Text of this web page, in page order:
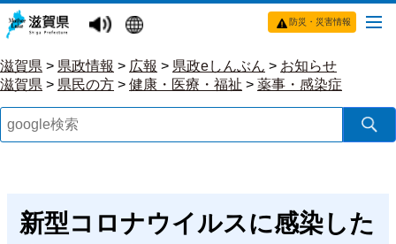
防災・災害情報
滋賀県 > 県政情報 > 広報 > 県政eしんぶん > お知らせ
滋賀県 > 県民の方 > 健康・医療・福祉 > 薬事・感染症
新型コロナウイルスに感染した